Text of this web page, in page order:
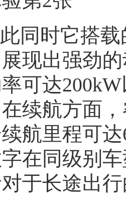
同时它搭
现出强劲
可达
续航方面
航里程可
在同级别
于长途出